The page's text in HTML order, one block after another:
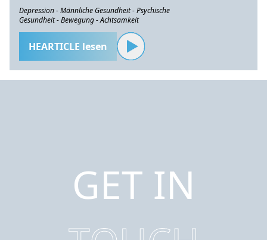
Depression - Männliche Gesundheit - Psychische
Gesundheit - Bewegung - Achtsamkeit
HEARTICLE lesen
GET IN